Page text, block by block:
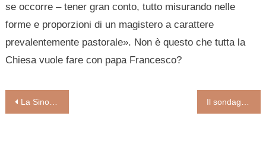
se occorre – tener gran conto, tutto misurando nelle
forme e proporzioni di un magistero a carattere
prevalentemente pastorale». Non è questo che tutta la
Chiesa vuole fare con papa Francesco?
Navigazione
La Sinodalità diventa prassi della Chiesa. Padre Antonio Spadaro: “Oggi la Chiesa è un luogo di grandi differenze, e stiamo parlando di una comunità che attraversa barriere spaziali e culturali” Il sondaggio. «La formazione integrale dei preti non può trascurare l’affettività»